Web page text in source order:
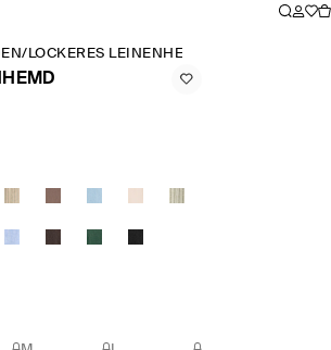
/ LOCKERES LEINENHEMD